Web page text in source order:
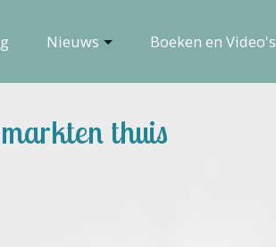
Nieuws Boeken en Video's
thuis